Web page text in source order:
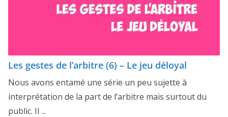
Les gestes de l’arbitre (6) – Le jeu déloyal
Nous avons entamé une série un peu sujette à
interprétation de la part de l’arbitre mais surtout du
public. Il ...